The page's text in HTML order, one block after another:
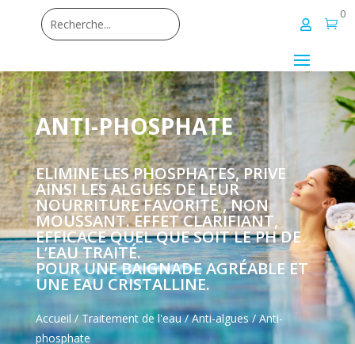
 
0
ANTI-PHOSPHATE
ELIMINE LES PHOSPHATES, PRIVE
AINSI LES ALGUES DE LEUR
NOURRITURE FAVORITE , NON
MOUSSANT. EFFET CLARIFIANT,
EFFICACE QUEL QUE SOIT LE PH DE
L’EAU TRAITÉ.
POUR UNE BAIGNADE AGRÉABLE ET
UNE EAU CRISTALLINE.
Accueil /Traitement de l'eau/Anti-algues/ Anti-
phosphate